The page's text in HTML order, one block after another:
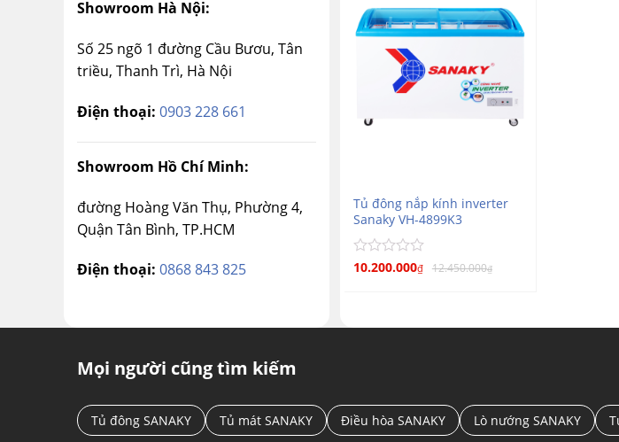
Showroom Hà Nội:
Số 25 ngõ 1 đường Cầu Bươu, Tân
triều, Thanh Trì, Hà Nội
Điện thoại: 0903 228 661
Showroom Hồ Chí Minh:
đường Hoàng Văn Thụ, Phường 4,
Quận Tân Bình, TP.HCM
Điện thoại: 0868 843 825
Tủ đông nắp kính inverter
Sanaky VH-4899K3
Được
10.200.000₫ 12.450.000₫
Mọi người cũng tìm kiếm
Tủ đông SANAKY Tủ mát SANAKY Điều hòa SANAKY Lò nướng SANAKY